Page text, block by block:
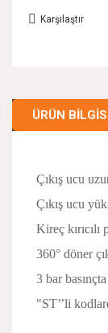
Karşılaştır
ÜRÜN
Çıkış ucu
Çıkış ucu
Kireç kırıcılı
360° döner
3 bar
"ST’’li